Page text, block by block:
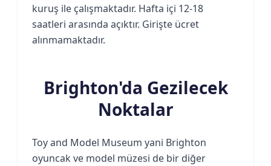
kuruş ile çalışmaktadır. Hafta içi 12-18
saatleri arasında açıktır. Girişte ücret
alınmamaktadır.
Brighton'da Gezilecek
Noktalar
Toy and Model Museum yani Brighton
oyuncak ve model müzesi de bir diğer